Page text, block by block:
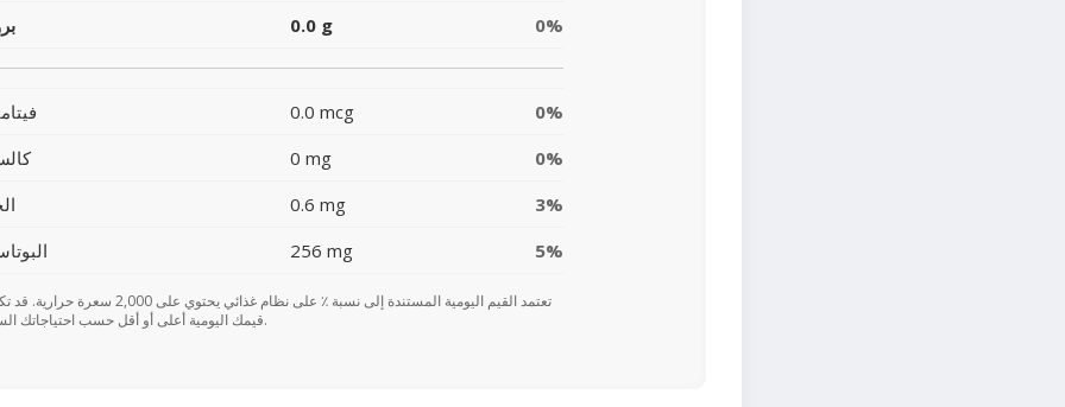
0.0 g 0%
0.0 mcg
0%
0 mg
0%
0.6 mg
3%
256 mg 5%
قيمك اليومية أعلى أو أقل حسب احتياجاتك السعرية.